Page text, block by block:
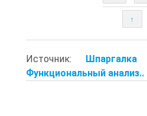
↑
Источник:
Функциональный анализ..